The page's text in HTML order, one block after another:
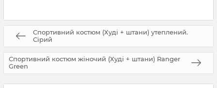
Спортивний костюм (Худі + штани) утеплений.
Сірий
Спортивний костюм жіночий (Худі + штани) Ranger
Green